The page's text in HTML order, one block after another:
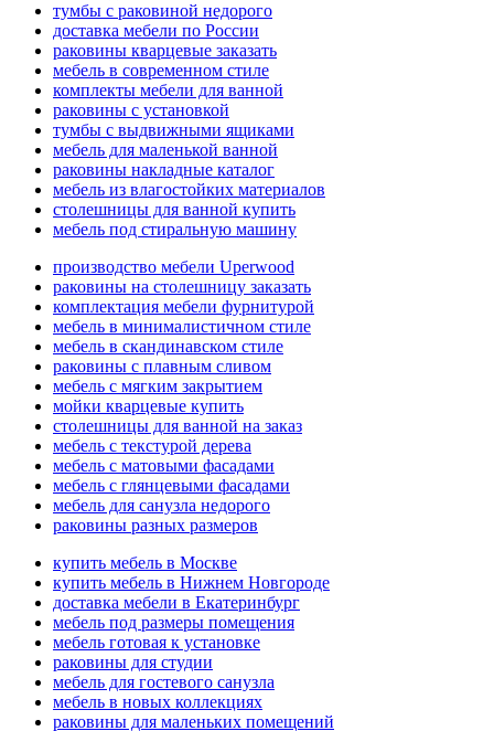
тумбы с раковиной недорого
доставка мебели по России
раковины кварцевые заказать
мебель в современном стиле
комплекты мебели для ванной
раковины с установкой
тумбы с выдвижными ящиками
мебель для маленькой ванной
раковины накладные каталог
мебель из влагостойких материалов
столешницы для ванной купить
мебель под стиральную машину
производство мебели Uperwood
раковины на столешницу заказать
комплектация мебели фурнитурой
мебель в минималистичном стиле
мебель в скандинавском стиле
раковины с плавным сливом
мебель с мягким закрытием
мойки кварцевые купить
столешницы для ванной на заказ
мебель с текстурой дерева
мебель с матовыми фасадами
мебель с глянцевыми фасадами
мебель для санузла недорого
раковины разных размеров
купить мебель в Москве
купить мебель в Нижнем Новгороде
доставка мебели в Екатеринбург
мебель под размеры помещения
мебель готовая к установке
раковины для студии
мебель для гостевого санузла
мебель в новых коллекциях
раковины для маленьких помещений